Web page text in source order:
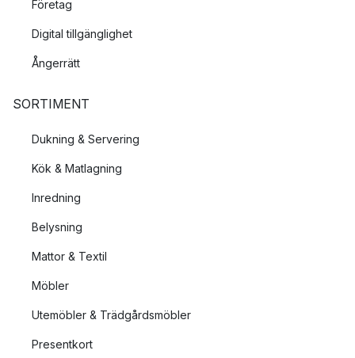
Företag
Digital tillgänglighet
Ångerrätt
SORTIMENT
Dukning & Servering
Kök & Matlagning
Inredning
Belysning
Mattor & Textil
Möbler
Utemöbler & Trädgårdsmöbler
Presentkort